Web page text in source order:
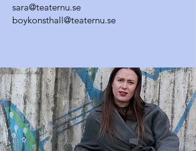
sara@teaternu.se
boykonsthall@teaternu.se